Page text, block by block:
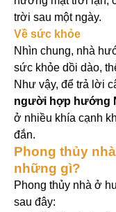
trời sau một ngày.
Về sức khỏe
Nhìn chung, nhà
sức khỏe dồi dào,
Như vậy, để trả lời
người hợp hướng
ở nhiều khía cạnh
đắn.
Phong thủy
những gì?
Phong thủy nhà ở
sau đây: